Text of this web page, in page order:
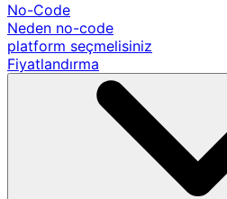
No-Code
Neden no-code
platform seçmelisiniz
Fiyatlandırma